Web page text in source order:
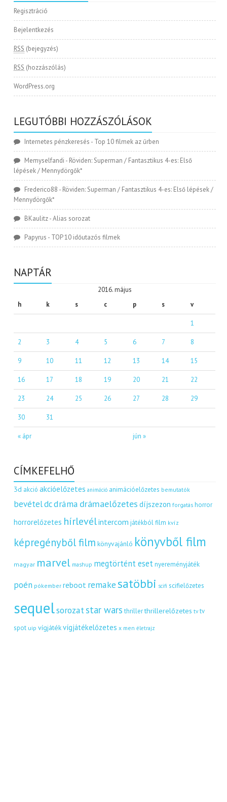
Regisztráció
Bejelentkezés
RSS (bejegyzés)
RSS (hozzászólás)
WordPress.org
LEGUTÓBBI HOZZÁSZÓLÁSOK
Internetes pénzkeresés - Top 10 filmek az űrben
Memyselfandi - Röviden: Superman / Fantasztikus 4-es: Első
lépések / Mennydörgők*
Frederico88 - Röviden: Superman / Fantasztikus 4-es: Első lépések /
Mennydörgők*
BKaulitz-Alias sorozat
Papyrus - TOP 10 időutazós filmek
NAPTÁR
2016. május
h
k s c p s v
« ápr jún »
1
2 3 4 5 6 7 8
9 10 11 12 13 14 15
16 17 18 19 20 21 22
23 24 25 26 27 28 29
30 31
CÍMKEFELHŐ
3d akció akcióelőzetes animáció animációelőzetes bemutatók
bevételdcdráma drámaelőzetes díjszezon forgatás horror
horrorelőzetes hírlevélintercom játékból film kvíz
képregényből film könyvajánló könyvből film
magyar marvel mashup megtörtént eset nyereményjáték
poén pókember reboot remakesatöbbi scifi scifielőzetes
sequelsorozatstar wars thriller thrillerelőzetes tv tv
spot uip vígjátékvígjátékelőzetes x men életrajz